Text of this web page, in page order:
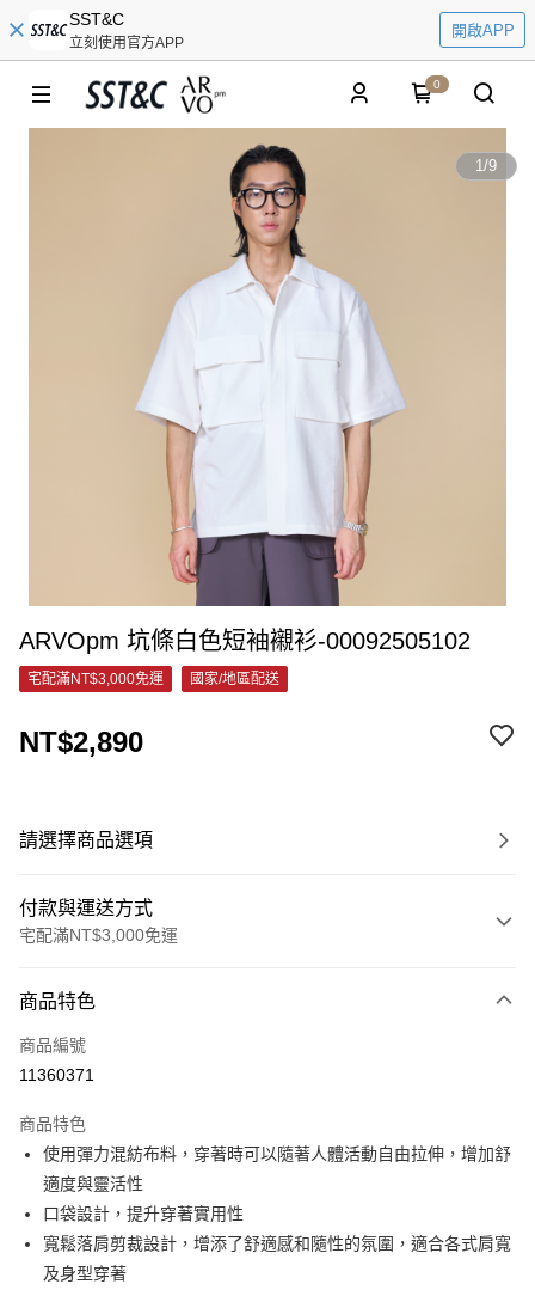
SST&C
立刻使用官方APP
開啟APP
0
1/9
ARVOpm 坑條白色短袖襯衫-00092505102
宅配滿NT$3,000免運 國家/地區配送
NT$2,890
請選擇商品選項
付款與運送方式
宅配滿NT$3,000免運
信用卡一次付款
信用卡分期付款
合作金庫商業銀行
華南商業銀行
彰化商業銀行
上海商業儲蓄銀行
國泰世華商業銀行
臺灣中小企業銀行
台中商業銀行
匯豐（台灣）商業銀行
聯邦商業銀行
6 期 0 利率 每期
華南商業銀行
上海商業儲蓄銀行
國泰世華商業銀行
兆豐國際商業銀行
臺灣中小企業銀行
Apple Pay
街口支付
ATM付款
商品特色
商品編號
11360371
商品特色
使用彈力混紡布料，穿著時可以隨著人體活動自由拉伸，增加舒
適度與靈活性
口袋設計，提升穿著實用性
寬鬆落肩剪裁設計，增添了舒適感和隨性的氛圍，適合各式肩寬
及身型穿著